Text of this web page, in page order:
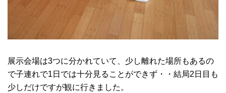
展示会場は3つに分かれていて、少し離れた場所もあるの
で子連れで1日では十分見ることができず・・結局2日目も
少しだけですが観に行きました。